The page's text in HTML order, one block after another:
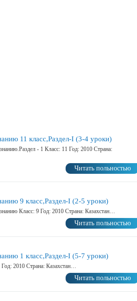
11 класс,Раздел-I (3-4 уроки)
- 1 Класс: 11 Год: 2010 Страна:
Читать польностью
9 класс,Раздел-I (2-5 уроки)
Класс: 9 Год: 2010 Страна: Казахстан…
Читать польностью
1 класс,Раздел-I (5-7 уроки)
2010 Страна: Казахстан…
Читать польностью